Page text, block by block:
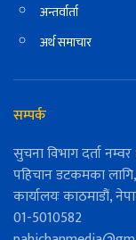
अन्तर्वार्ता
अर्थ समाचार
सम्पर्क
सुचना विभाग दर्ता
पहिचान डटकमका लागि,
कार्यालयः काठमाडौं,
01-5010582